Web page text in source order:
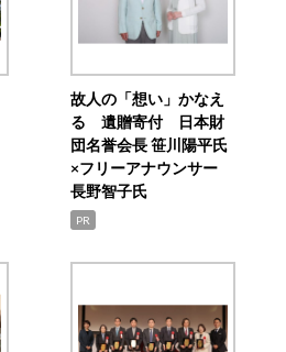
故人の「想い」かなえ
る 遺贈寄付 日本財
団名誉会長 笹川陽平氏
×フリーアナウンサー
長野智子氏
PR